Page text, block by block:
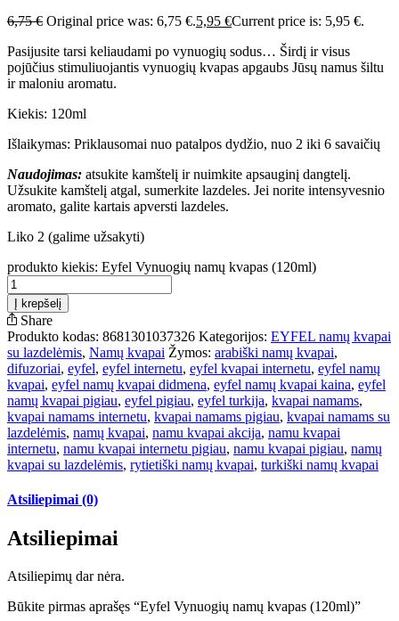
6,75€ Original price was: 6,75 €.5,95 €Current price is: 5,95 €.
Pasijusite tarsi keliaudami po vynuogių sodus… Širdį ir visus
pojūčius stimuliuojantis vynuogių kvapas apgaubs Jūsų namus šiltu
ir maloniu aromatu.
Kiekis: 120ml
Išlaikymas: Priklausomai nuo patalpos dydžio, nuo 2 iki 6 savaičių
Naudojimas: atsukite kamštelį ir nuimkite apsauginį dangtelį.
Užsukite kamštelį atgal, sumerkite lazdeles. Jei norite intensyvesnio
aromato, galite kartais apversti lazdeles.
Liko 2 (galime užsakyti)
produkto kiekis: Eyfel Vynuogių namų kvapas (120ml)
Į krepšelį
Share
Produkto kodas: 8681301037326 Kategorijos: EYFEL namų kvapai
su lazdelėmis, Namų kvapai Žymos: arabiški namų kvapai,
difuzoriai, eyfel, eyfel internetu, eyfel kvapai internetu, eyfel namų
kvapai, eyfel namų kvapai didmena, eyfel namų kvapai kaina, eyfel
namų kvapai pigiau, eyfel pigiau, eyfel turkija, kvapai namams,
kvapai namams internetu, kvapai namams pigiau, kvapai namams su
lazdelėmis, namų kvapai, namu kvapai akcija, namu kvapai
internetu, namu kvapai internetu pigiau, namu kvapai pigiau, namų
kvapai su lazdelėmis, rytietiški namų kvapai, turkiški namų kvapai
Atsiliepimai (0)
Atsiliepimai
Atsiliepimų dar nėra.
Būkite pirmas aprašęs “Eyfel Vynuogių namų kvapas (120ml)”